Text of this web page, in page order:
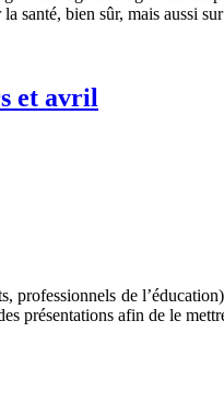
santé, bien sûr, mais aussi
et avril
professionnels de
présentations afin de le